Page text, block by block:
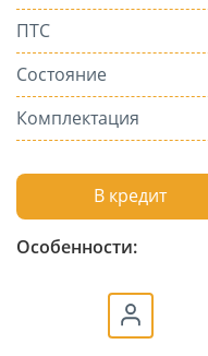
ПТС
Состояние
Комплектация
В кредит
Особенности: